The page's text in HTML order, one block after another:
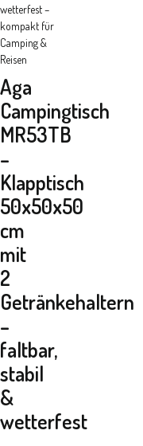
wetterfest –
kompakt für
Camping &
Reisen
Aga
Campingtisch
MR53TB
–
Klapptisch
50x50x50
cm
mit
2
Getränkehaltern
–
faltbar,
stabil
&
wetterfest